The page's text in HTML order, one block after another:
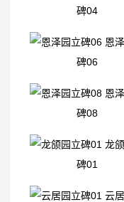
碑04
恩
碑06
恩
碑08
龙
碑01
云